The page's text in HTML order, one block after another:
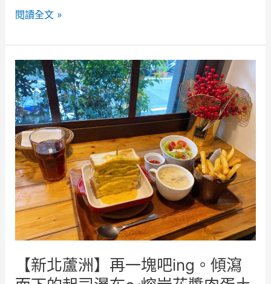
（
菜
單
）
！
【
北
蘆
洲
】
川
鰻
屋
。
想
吃
鰻
魚
飯
跑
閱讀全文 »
【新北蘆洲】再一塊吧ing。傾瀉